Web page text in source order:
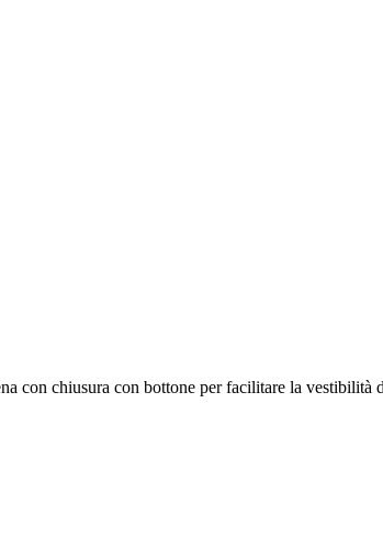
con chiusura con bottone per facilitare la vestibilità